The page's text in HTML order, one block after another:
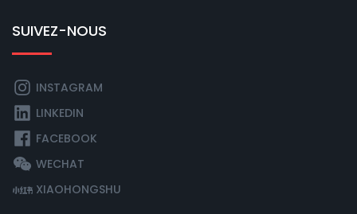
SUIVEZ-NOUS
INSTAGRAM
LINKEDIN
FACEBOOK
WECHAT
XIAOHONGSHU